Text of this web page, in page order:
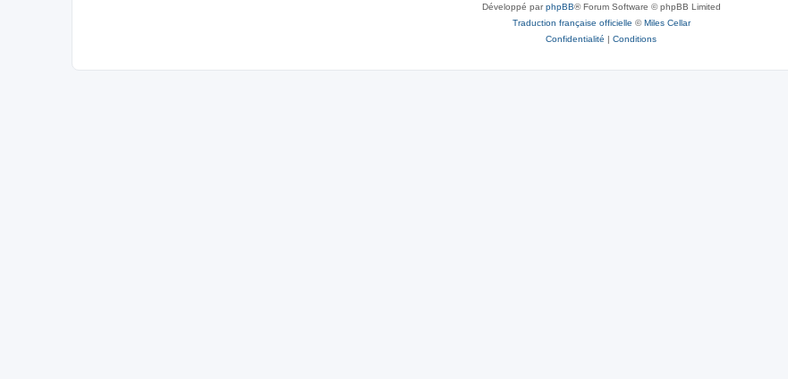
Développé parphpBB® Forum Software © phpBB Limited
Traduction française officielle ©Miles Cellar
Confidentialité | Conditions